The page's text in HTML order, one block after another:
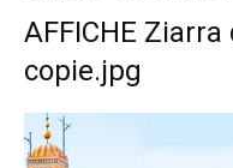
AFFICHE
copie.jpg